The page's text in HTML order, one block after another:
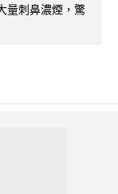
量刺鼻濃煙，驚